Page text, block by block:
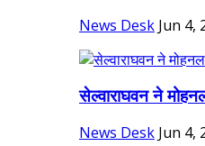
News Desk Jun 4,
सेल्वाराघवन ने
News Desk Jun 4,